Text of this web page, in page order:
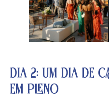
Dia 2: Um Dia de
em Pleno